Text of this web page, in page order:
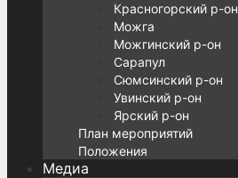
Красногорский р-он
Можга
Можгинский р-он
Сарапул
Сюмсинский р-он
Увинский р-он
Ярский р-он
План мероприятий
Положения
Медиа